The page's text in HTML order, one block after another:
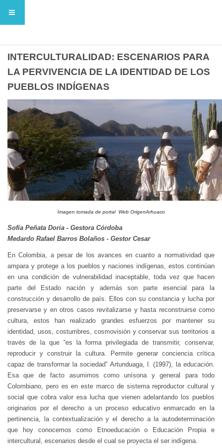
INTERCULTURALIDAD: ESCENARIOS PARA
LA PERVIVENCIA DE LA IDENTIDAD DE LOS
PUEBLOS INDÍGENAS
Imagen tomada de portal Web OrigenArhuaco
Sofía Peñata Doria - Gestora Córdoba
Medardo Rafael Barros Bolaños - Gestor Cesar
En Colombia, a pesar de los avances en cuanto a normatividad que
ampara y protege a los pueblos y naciones indígenas, estos continúan
en una condición de vulnerabilidad inaceptable, toda vez que hacen
parte del Estado nación y además son parte esencial para la
construcción y desarrollo de país. Ellos con su constancia y lucha por
preservarse y en otros casos revitalizarse y hasta reconstruirse como
cultura, estos han realizado grandes esfuerzos por mantener su
identidad, usos, costumbres, cosmovisión y conservar sus territorios a
través de la que “es la forma privilegiada de transmitir, conservar,
reproducir y construir la cultura. Permite generar conciencia crítica
capaz de transformar la sociedad” Artunduaga, l. (1997), la educación.
Esa que de facto asumimos como unísona y general para todo
Colombiano, pero es en este marco de sistema reproductor cultural y
social que cobra valor esa lucha que vienen adelantando los pueblos
originarios por el derecho a un proceso educativo enmarcado en la
pertinencia, la contextualización y el derecho a la autodeterminación
que hoy conocemos como Etnoeducación o Educación Propia e
intercultural, escenarios desde el cual se proyecta el ser indígena.